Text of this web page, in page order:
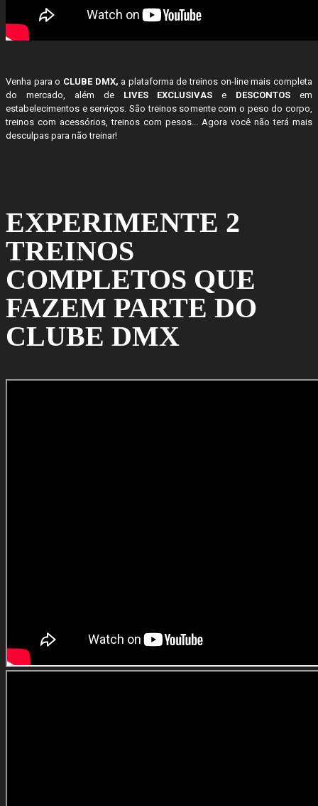
Venha para o CLUBE DMX, a plataforma de treinos on-line mais completa
do mercado, além de LIVES EXCLUSIVAS e DESCONTOS em
estabelecimentos e serviços. São treinos somente com o peso do corpo,
treinos com acessórios, treinos com pesos... Agora você não terá mais
desculpas para não treinar!
EXPERIMENTE 2
TREINOS
COMPLETOS QUE
FAZEM PARTE DO
CLUBE DMX